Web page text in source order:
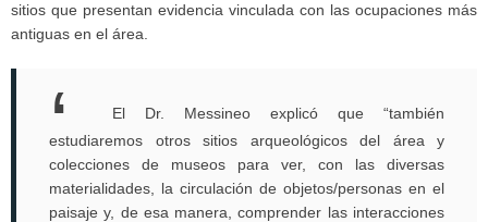
sitios que presentan evidencia vinculada con las ocupaciones más
antiguas en el área.
El Dr. Messineo explicó que “también
estudiaremos otros sitios arqueológicos del área y
colecciones de museos para ver, con las diversas
materialidades, la circulación de objetos/personas en el
paisaje y, de esa manera, comprender las interacciones